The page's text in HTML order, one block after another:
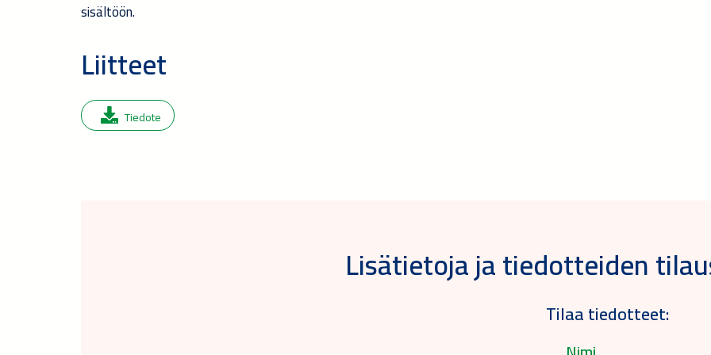
sisältöön.
Liitteet
Tiedote
Lisätietoja ja tiedotteiden
Tilaa tiedotteet: